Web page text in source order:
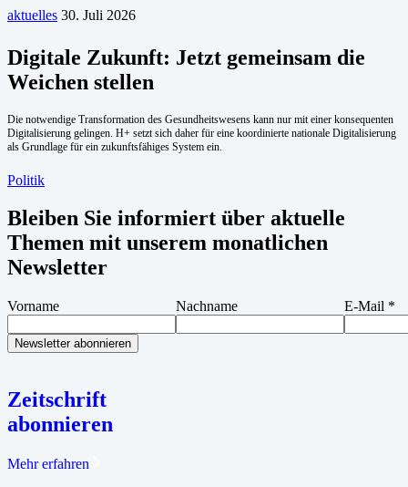
aktuelles 30. Juli 2026
Digitale Zukunft: Jetzt gemeinsam die
Weichen stellen
Die notwendige Transformation des Gesundheitswesens kann nur mit einer konsequenten
Digitalisierung gelingen. H+ setzt sich daher für eine koordinierte nationale Digitalisierung
als Grundlage für ein zukunftsfähiges System ein.
Politik
Bleiben Sie informiert über aktuelle
Themen mit unserem monatlichen
Newsletter
Vorname Nachname E-Mail *
Zeitschrift
abonnieren
Mehr erfahren